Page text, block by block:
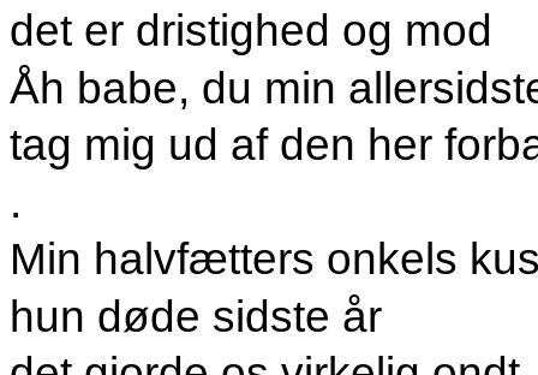
det er dristighed og mod
Åh babe, du min
tag mig ud af den her
.
Min halvfætters onkels
hun døde sidste år